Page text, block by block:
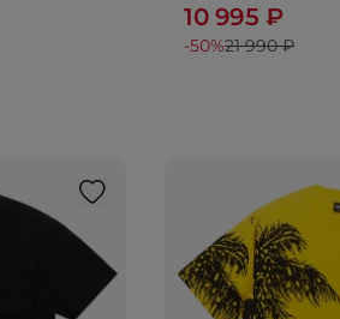
10 995 ₽
-50%21 990 ₽